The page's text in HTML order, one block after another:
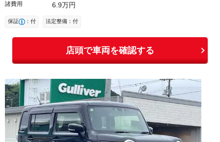
諸費用 6 9万円
保証 ：付 法定整備：付
店頭で車両を確認する